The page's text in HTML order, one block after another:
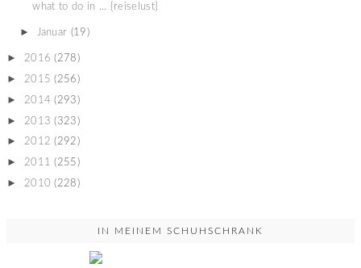
what to do in ... {reiselust}
► Januar (19)
► 2016 (278)
► 2015 (256)
► 2014 (293)
► 2013 (323)
► 2012 (292)
► 2011 (255)
► 2010 (228)
IN MEINEM SCHUHSCHRANK